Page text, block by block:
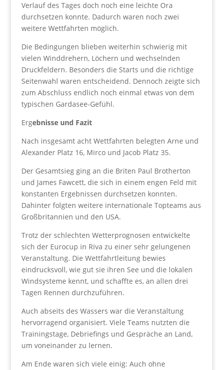
Verlauf des Tages doch noch eine leichte Ora
durchsetzen konnte. Dadurch waren noch zwei
weitere Wettfahrten möglich.
Die Bedingungen blieben weiterhin schwierig mit
vielen Winddrehern, Löchern und wechselnden
Druckfeldern. Besonders die Starts und die richtige
Seitenwahl waren entscheidend. Dennoch zeigte sich
zum Abschluss endlich noch einmal etwas von dem
typischen Gardasee-Gefühl.
Ergebnisse und Fazit
Nach insgesamt acht Wettfahrten belegten Arne und
Alexander Platz 16, Mirco und Jacob Platz 35.
Der Gesamtsieg ging an die Briten Paul Brotherton
und James Fawcett, die sich in einem engen Feld mit
konstanten Ergebnissen durchsetzen konnten.
Dahinter folgten weitere internationale Topteams aus
Großbritannien und den USA.
Trotz der schlechten Wetterprognosen entwickelte
sich der Eurocup in Riva zu einer sehr gelungenen
Veranstaltung. Die Wettfahrtleitung bewies
eindrucksvoll, wie gut sie ihren See und die lokalen
Windsysteme kennt, und schaffte es, an allen drei
Tagen Rennen durchzuführen.
Auch abseits des Wassers war die Veranstaltung
hervorragend organisiert. Viele Teams nutzten die
Trainingstage, Debriefings und Gespräche an Land,
um voneinander zu lernen.
Am Ende waren sich viele einig: Auch ohne